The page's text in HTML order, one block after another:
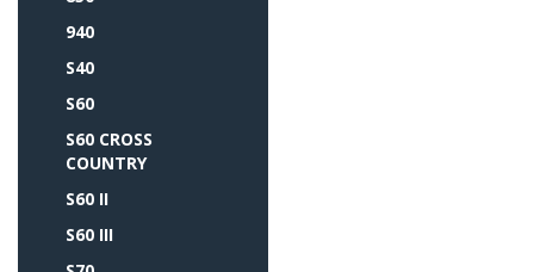
940
S40
S60
S60 CROSS
COUNTRY
S60 II
S60 III